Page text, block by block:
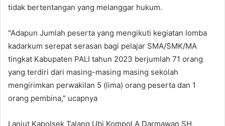
tidak bertentangan yang melanggar hukum.
"Adapun Jumlah peserta yang mengikuti kegiatan lomba
kadarkum serepat serasan bagi pelajar SMA/SMK/MA
tingkat Kabupaten PALI tahun 2023 berjumlah 71 orang
yang terdiri dari masing-masing masing sekolah
mengirimkan perwakilan 5 (lima) orang peserta dan 1
orang pembina," ucapnya
Lanjut Kapolsek Talang Ubi Kompol A Darmawan SH,